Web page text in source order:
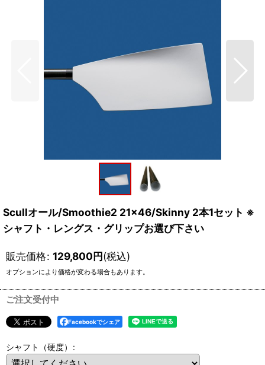
Scullオール/Smoothie2 21×46/Skinny 2本1セット ※
シャフト・レングス・グリップお選び下さい
販売価格: 129,800円(税込)
オプションにより価格が変わる場合もあります。
ご注文受付中
Facebookでシェア
シャフト（硬度） :